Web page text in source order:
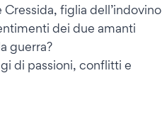
figlia dell’indovino
dei due amanti
guerra?
di passioni, conflitti e